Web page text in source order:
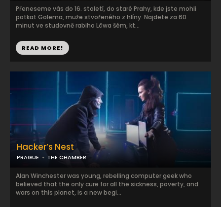
Přeneseme vás do 16. století, do staré Prahy, kde jste mohli
potkat Golema, muže stvořeného z hlíny. Najdete za 60
minut ve studovně rabiho Löwa šém, kt...
READ MORE!
Hacker’s Nest
PRAGUE THE CHAMBER
Alan Winchester was young, rebelling computer geek who
believed that the only cure for all the sickness, poverty, and
wars on this planet, is a new begi...